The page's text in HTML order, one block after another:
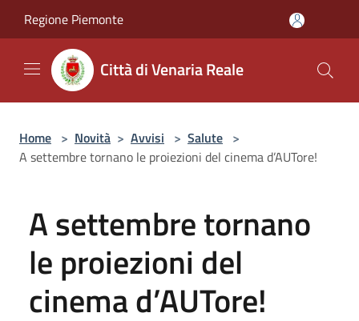
Regione Piemonte
Città di Venaria Reale
Home > Novità > Avvisi > Salute >
A settembre tornano le proiezioni del cinema d’AUTore!
A settembre tornano
le proiezioni del
cinema d’AUTore!